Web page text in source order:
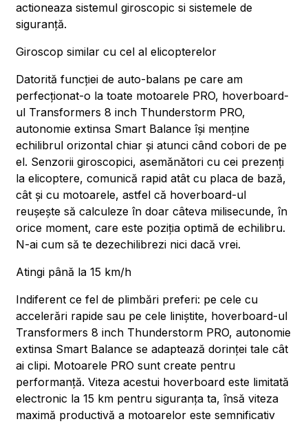
actioneaza sistemul giroscopic si sistemele de
siguranță.
Giroscop similar cu cel al elicopterelor
Datorită funcției de auto-balans pe care am
perfecționat-o la toate motoarele PRO, hoverboard-
ul Transformers 8 inch Thunderstorm PRO,
autonomie extinsa Smart Balance își menține
echilibrul orizontal chiar și atunci când cobori de pe
el. Senzorii giroscopici, asemănători cu cei prezenți
la elicoptere, comunică rapid atât cu placa de bază,
cât și cu motoarele, astfel că hoverboard-ul
reușește să calculeze în doar câteva milisecunde, în
orice moment, care este poziția optimă de echilibru.
N-ai cum să te dezechilibrezi nici dacă vrei.
Atingi până la 15 km/h
Indiferent ce fel de plimbări preferi: pe cele cu
accelerări rapide sau pe cele liniștite, hoverboard-ul
Transformers 8 inch Thunderstorm PRO, autonomie
extinsa Smart Balance se adaptează dorinței tale cât
ai clipi. Motoarele PRO sunt create pentru
performanță. Viteza acestui hoverboard este limitată
electronic la 15 km pentru siguranța ta, însă viteza
maximă productivă a motoarelor este semnificativ